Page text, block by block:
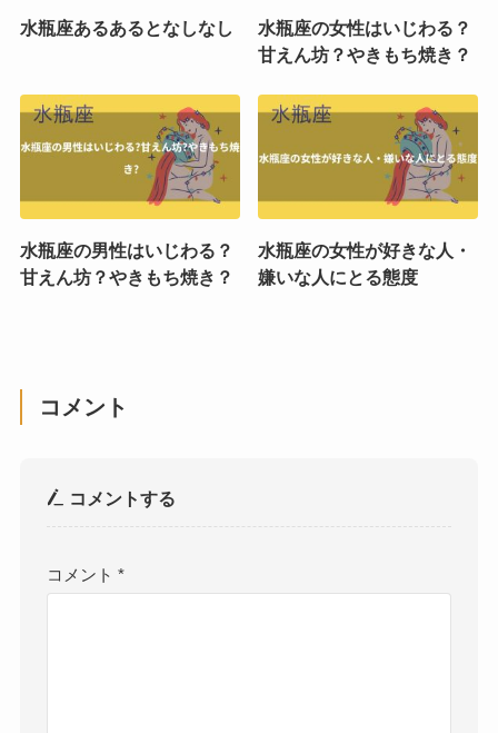
水瓶座あるあるとなしなし
水瓶座の女性はいじわる？
甘えん坊？やきもち焼き？
水瓶座の男性はいじわる？
甘えん坊？やきもち焼き？
水瓶座の女性が好きな人・
嫌いな人にとる態度
コメント
コメントする
コメント*